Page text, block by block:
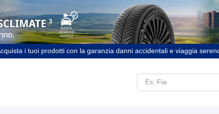
i tuoi prodotti con la garanzia danni accidentali e viaggia